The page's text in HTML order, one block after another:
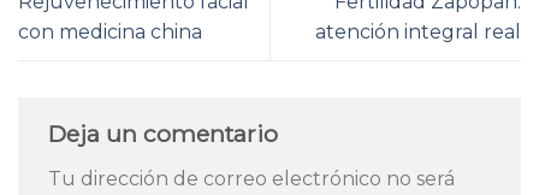
con medicina china
atención integral real
Deja un comentario
Tu dirección de correo electrónico no será